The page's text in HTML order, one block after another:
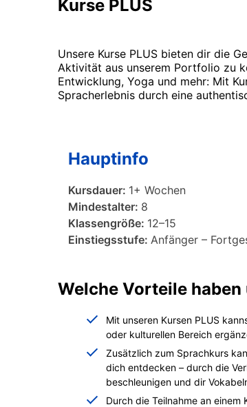
Kurse PLUS
Unsere Kurse PLUS bieten dir die
Aktivität aus unserem Portfolio zu
Entwicklung, Yoga und mehr: Mit
Spracherlebnis durch eine
Hauptinfo
Kursdauer: 1+ Wochen
Mindestalter: 8
Klassengröße: 12–15
Einstiegsstufe: Anfänger –
Welche Vorteile haben
Mit unseren Kursen PLUS
oder kulturellen Bereich
Zusätzlich zum Sprachkurs
dich entdecken – durch die
beschleunigen und dir
Durch die Teilnahme an